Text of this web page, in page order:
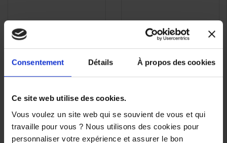
Consentement Détails À propos des cookies
Ce site web utilise des cookies.
Vous voulez un site web qui se souvient de vous et qui
travaille pour vous ? Nous utilisons des cookies pour
personnaliser votre expérience et assurer le bon
(1 avis)
-10%